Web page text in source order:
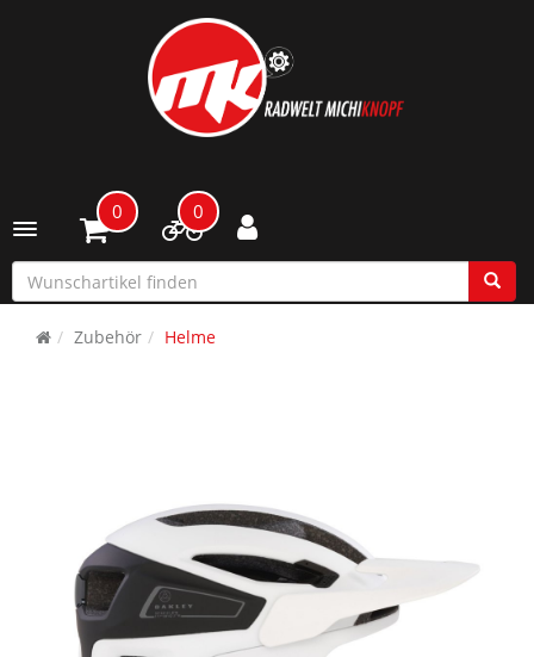
Toggle navigation
0 0
Zubehör Helme